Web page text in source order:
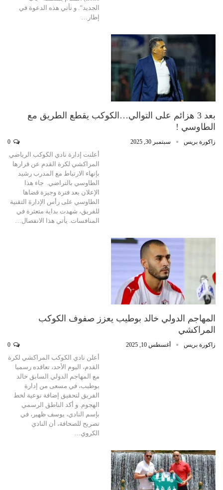
الجديد”. و تأتي هذه الدعوة في
إطار…
بعد 3 هزائم على التوالي…الكوكب يقطع الطريق مع
الطاوسي !
زاكورة بريس سبتمبر 30, 2025
أعلنت إدارة نادي الكوكب الرياضي
المراكشي لكرة القدم عن قرارها
بإنهاء الارتباط مع المدرب رشيد
الطاوسي بالتراضي. جاء هذا
الإعلان بعد فترة وجيزة قضاها
الطاوسي على رأس الإدارة التقنية
للفريق، شهدت بداية متعثرة في
المنافسات. يأتي هذا الانفصال…
المهاجم الدولي خالد بوطيب يعزز صفوف الكوكب
المراكشي
زاكورة بريس أغسطس 10, 2025
أعلن نادي الكوكب المراكشي لكرة
القدم، اليوم الأحد، تعاقده رسميا
مع المهاجم الدولي السابق خالد
بوطيب، في مسعى من إدارة
الفريق لتحقيق إضافة نوعية لخط
الهجوم. و أكد الناطق الرسمي
بإسم النادي، يوسف ظهير، في
تصريح للصحافة، أن النادي
الكروي…